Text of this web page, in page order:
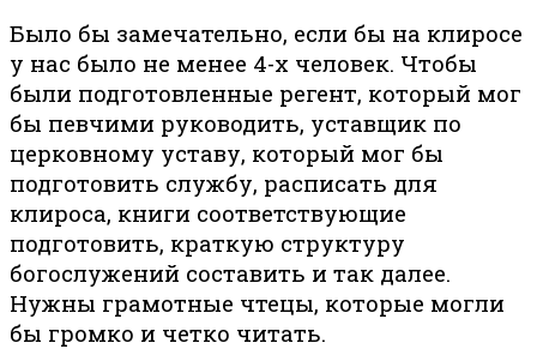
Было бы замечательно, если бы на клиросе
у нас было не менее 4-х человек. Чтобы
были подготовленные регент, который мог
бы певчими руководить, уставщик по
церковному уставу, который мог бы
подготовить службу, расписать для
клироса, книги соответствующие
подготовить, краткую структуру
богослужений составить и так далее.
Нужны грамотные чтецы, которые могли
бы громко и четко читать.